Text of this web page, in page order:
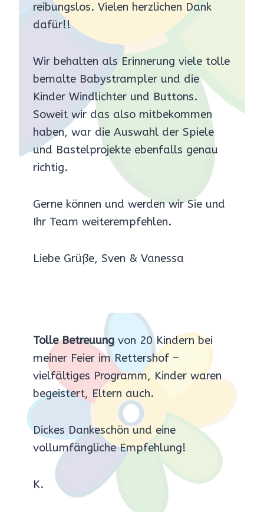
reibungslos. Vielen herzlichen Dank
dafür!!
Wir behalten als Erinnerung viele tolle
bemalte Babystrampler und die
Kinder Windlichter und Buttons.
Soweit wir das also mitbekommen
haben, war die Auswahl der Spiele
und Bastelprojekte ebenfalls genau
richtig.
Gerne können und werden wir Sie und
Ihr Team weiterempfehlen.
Liebe Grüße, Sven & Vanessa
Tolle Betreuung von 20 Kindern bei
meiner Feier im Rettershof –
vielfältiges Programm, Kinder waren
begeistert, Eltern auch.
Dickes Dankeschön und eine
vollumfängliche Empfehlung!
K.